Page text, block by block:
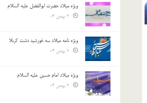
ویژه میلاد حضرت ابوالفضل علیه السلام
ویژه نامه میلاد سه خورشید دشت کربلا
ویژه میلاد امام حسین علیه السلام